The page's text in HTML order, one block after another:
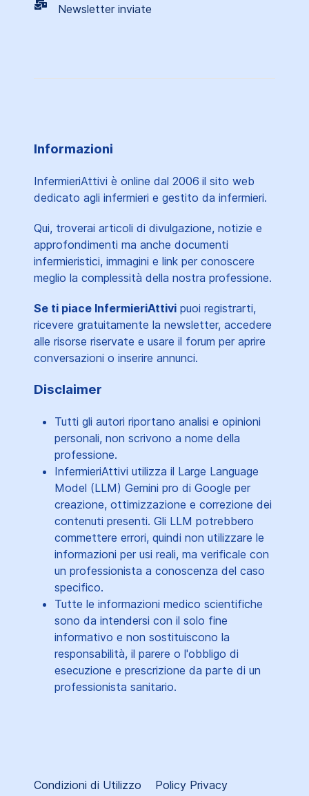
Newsletter inviate
Informazioni
InfermieriAttivi è online dal 2006 il sito web
dedicato agli infermieri e gestito da infermieri.
Qui, troverai articoli di divulgazione, notizie e
approfondimenti ma anche documenti
infermieristici, immagini e link per conoscere
meglio la complessità della nostra professione.
Se ti piace InfermieriAttivi puoi registrarti,
ricevere gratuitamente la newsletter, accedere
alle risorse riservate e usare il forum per aprire
conversazioni o inserire annunci.
Disclaimer
Tutti gli autori riportano analisi e opinioni
personali, non scrivono a nome della
professione.
InfermieriAttivi utilizza il Large Language
Model (LLM) Gemini pro di Google per
creazione, ottimizzazione e correzione dei
contenuti presenti. Gli LLM potrebbero
commettere errori, quindi non utilizzare le
informazioni per usi reali, ma verificale con
un professionista a conoscenza del caso
specifico.
Tutte le informazioni medico scientifiche
sono da intendersi con il solo fine
informativo e non sostituiscono la
responsabilità, il parere o l'obbligo di
esecuzione e prescrizione da parte di un
professionista sanitario.
Condizioni di Utilizzo
Policy Privacy